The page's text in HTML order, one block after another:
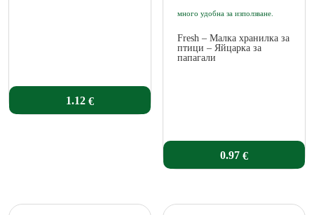
1.12 €
Fresh – Малка хранилка за
птици – Яйцарка за
папагали
0.97€